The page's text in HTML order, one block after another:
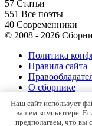
57 Статьи
551 Все поэты
40 Современники
© 2008 - 2026
Политика
Правила сайта
О сборнике
Контакты
Карта сайта
Наш сайт использует
вашем компьютере.
предполагаем, что вы